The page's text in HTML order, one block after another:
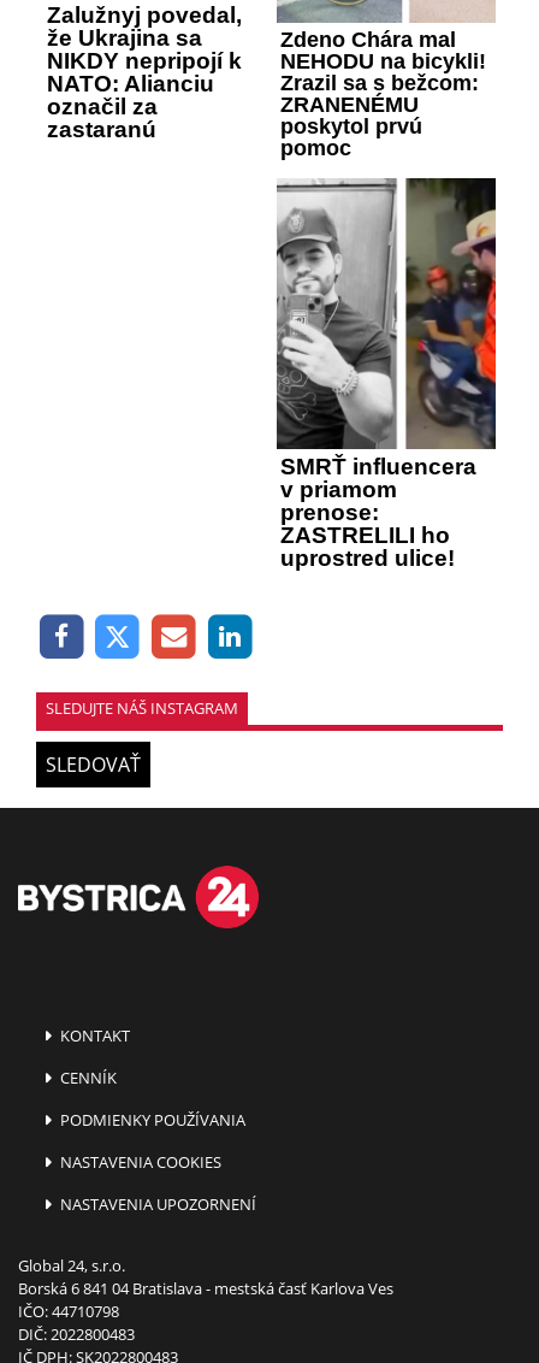
Zalužnyj povedal,
že Ukrajina sa
NIKDY nepripojí k
NATO: Alianciu
označil za
zastaranú
Zdeno Chára mal
NEHODU na bicykli!
Zrazil sa s bežcom:
ZRANENÉMU
poskytol prvú
pomoc
SMRŤ influencera
v priamom
prenose:
ZASTRELILI ho
uprostred ulice!
SLEDUJTE NÁŠ INSTAGRAM
SLEDOVAŤ
KONTAKT
CENNÍK
PODMIENKY POUŽÍVANIA
NASTAVENIA COOKIES
NASTAVENIA UPOZORNENÍ
Global 24, s.r.o.
Borská 6 841 04 Bratislava - mestská časť Karlova Ves
IČO: 44710798
DIČ: 2022800483
IČ DPH: SK2022800483